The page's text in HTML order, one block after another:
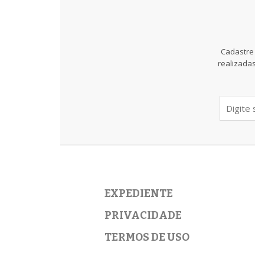
EXPEDIENTE
PRIVACIDADE
TERMOS DE USO